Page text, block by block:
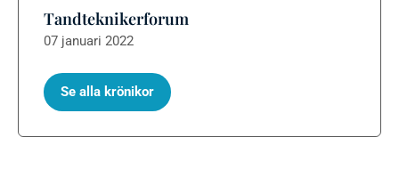
Tandteknikerforum
07 januari 2022
Se alla krönikor